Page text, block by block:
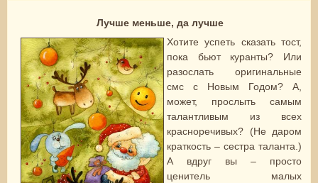
Лучше меньше, да лучше
Хотите успеть сказать тост,
пока бьют куранты? Или
разослать оригинальные
смс с Новым Годом? А,
может, прослыть самым
талантливым из всех
красноречивых? (Не даром
краткость – сестра таланта.)
А вдруг вы – просто
ценитель малых